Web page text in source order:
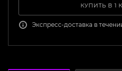
КУПИТЬ В 1
Экспресс-доставка в